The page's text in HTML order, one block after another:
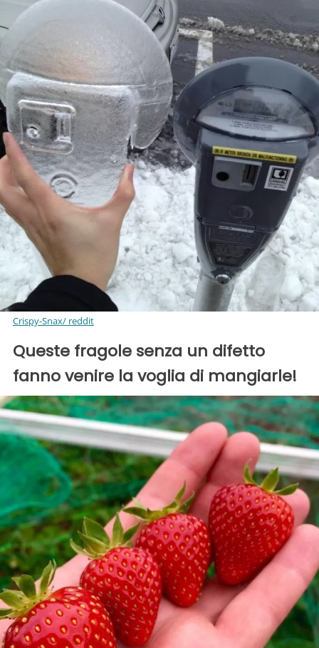
Crispy-Snax/ reddit
Queste fragole senza un difetto
fanno venire la voglia di mangiarle!